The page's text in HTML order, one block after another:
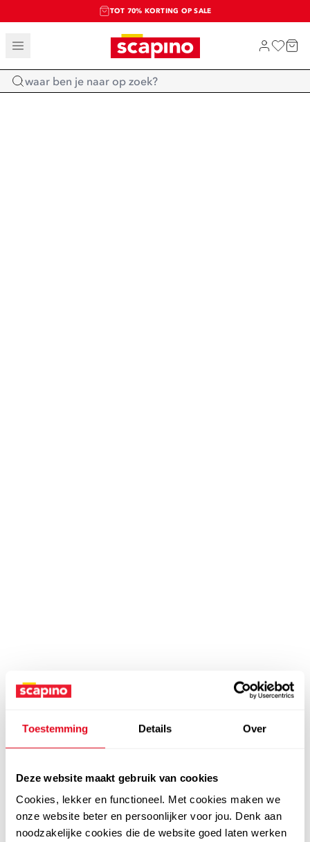
Toestemming Details Over
Deze website maakt gebruik van cookies
Cookies, lekker en functioneel. Met cookies maken we
onze website beter en persoonlijker voor jou. Denk aan
noodzakelijke cookies die de website goed laten werken
TOT 70% KORTING OP SALE
SALE: LAATSTE KANS!
SHOP NIEUW
Home